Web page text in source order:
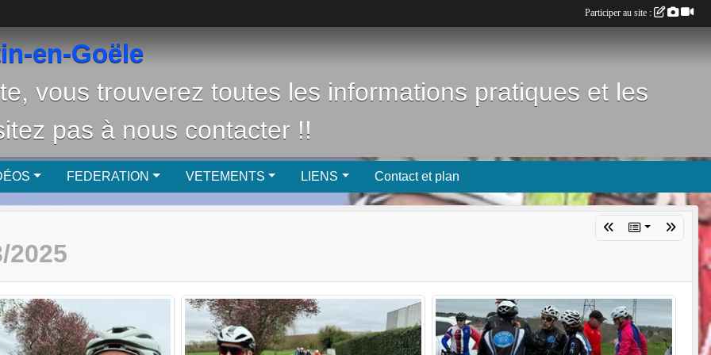
en-Goële
vous trouverez toutes les informations pratiques et les
pas à nous contacter !!
FEDERATION VETEMENTS LIENS Contact et plan
2025
Participer au site :